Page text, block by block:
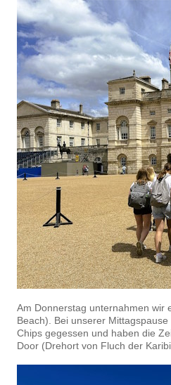
Am Donnerstag unternahmen wir
Beach). Bei unserer
Chips gegessen und haben die
Door (Drehort von Fluch der